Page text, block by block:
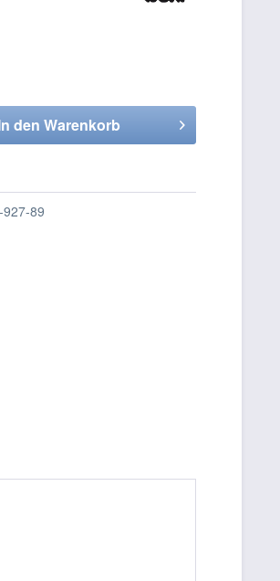
den Warenkorb
927-89